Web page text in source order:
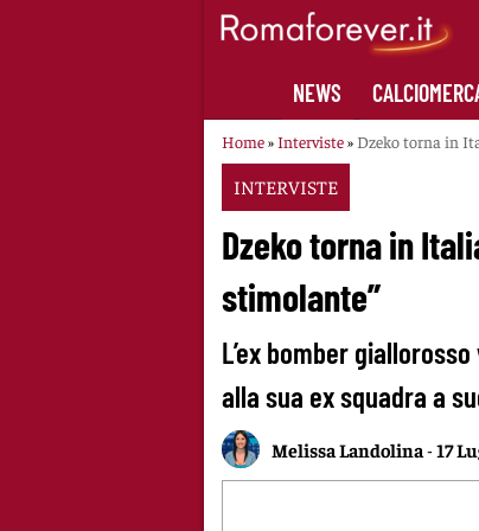
NEWS
Home»Interviste» Dzeko torna in
INTERVISTE
Dzeko torna in
stimolante”
L’ex bomber
alla sua ex squadra a
Melissa Landolina -17